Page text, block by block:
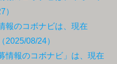
）
報のコボナビは、現在
2025/08/24）
情報のコボナビ」は、現在